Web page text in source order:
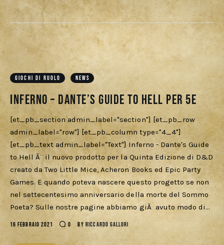
GIOCHI DI RUOLO NEWS
Inferno – Dante’s Guide to Hell per 5E
[et_pb_section admin_label="section"] [et_pb_row
admin_label="row"] [et_pb_column type="4_4"]
[et_pb_text admin_label="Text"] Inferno - Dante's Guide
to Hell Ã¨ il nuovo prodotto per la Quinta Edizione di D&D
creato da Two Little Mice, Acheron Books ed Epic Party
Games. E quando poteva nascere questo progetto se non
nel settecentesimo anniversario della morte del Sommo
Poeta? Sulle nostre pagine abbiamo giÃ avuto modo di…
16 FEBBRAIO 2021 0 BY RICCARDO GALLORI